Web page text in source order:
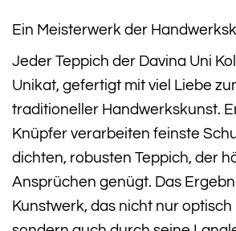
Ein Meisterwerk der
Jeder Teppich der Davina Uni
Unikat, gefertigt mit viel Liebe
traditioneller Handwerkskunst.
Knüpfer verarbeiten feinste
dichten, robusten Teppich, der
Ansprüchen genügt. Das
Kunstwerk, das nicht nur